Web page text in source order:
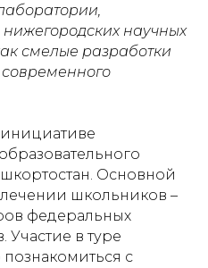
научных
смелые разработки
Основной
школьников –
федеральных
в туре
с